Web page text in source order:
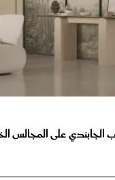
الجابندي على المجالس